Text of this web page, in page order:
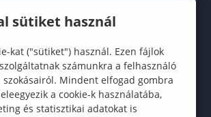
sütiket használ
kat ("sütiket") használ. Ezen fájlok
számunkra a felhasználó
Mindent elfogad gombra
a cookie-k használatába,
és statisztikai adatokat is